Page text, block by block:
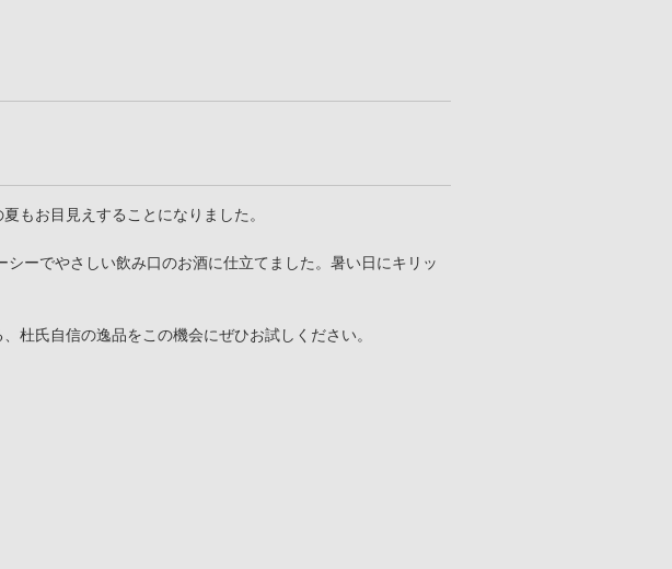
もお目見えすることになりました。
ーでやさしい飲み口のお酒に仕立てました。暑い日にキリッ
杜氏自信の逸品をこの機会にぜひお試しください。